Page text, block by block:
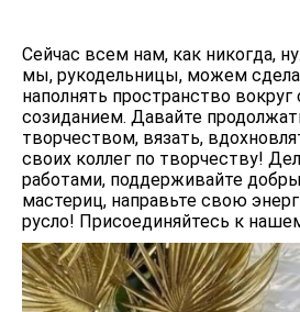
Сейчас всем нам, как никогда,
мы, рукодельницы, можем
наполнять пространство
созиданием. Давайте
творчеством, вязать,
своих коллег по творчеству!
работами, поддерживайте
мастериц, направьте свою
русло! Присоединяйтесь к